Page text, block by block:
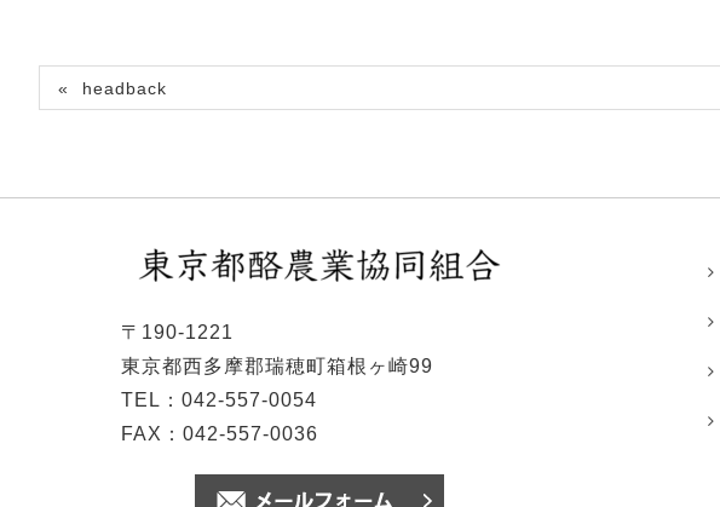
headback
〒190-1221
東京都西多摩郡瑞穂町箱根ヶ崎99
TEL：042-557-0054
FAX：042-557-0036